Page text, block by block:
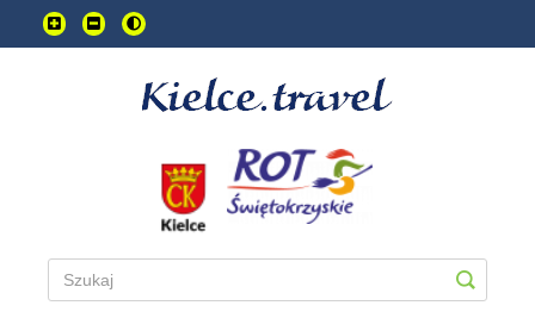
Przejdź
do